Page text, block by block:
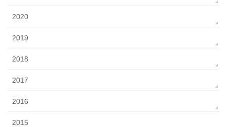
2020
2019
2018
2017
2016
2015